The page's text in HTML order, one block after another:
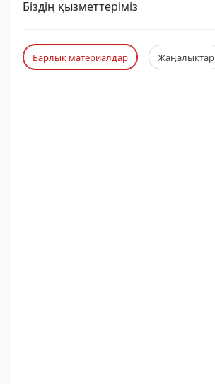
Біздің қызметтеріміз
Барлық материалдар Жаңалықтар